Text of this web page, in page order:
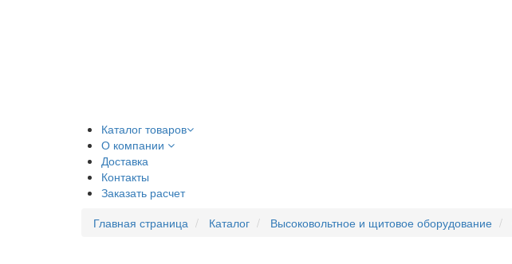
Каталог товаров
О компании
Доставка
Контакты
Заказать расчет
Главная страница
Каталог Высоковольтное и щитовое оборудование